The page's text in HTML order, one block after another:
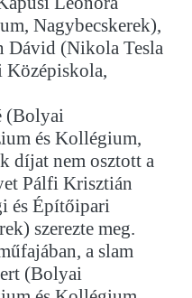
Nagybecskerek),
Dávid (Nikola Tesla
Középiskola,
(Bolyai
és Kollégium,
díjat nem osztott a
Pálfi Krisztián
és Építőipari
szerezte meg.
a slam
(Bolyai